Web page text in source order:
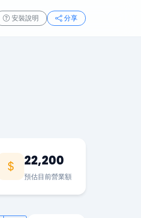
安裝說明 分享
22,200
預估目前營業額